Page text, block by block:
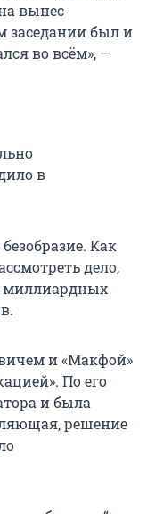
вынес
заседании был и
во всём», —
в
Как
дело,
миллиардных
и «Макфой»
По его
и была
решение